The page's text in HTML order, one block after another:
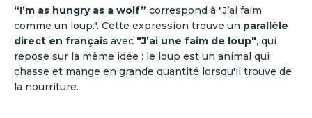
“I’m as hungry as a wolf” correspond à "J’ai faim
comme un loup.". Cette expression trouve un parallèle
direct en français avec "J’ai une faim de loup", qui
repose sur la même idée : le loup est un animal qui
chasse et mange en grande quantité lorsqu'il trouve de
la nourriture.